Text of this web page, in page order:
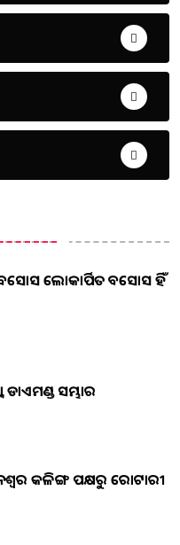
ଲୋକାର୍ପିତ ଅବସୋସ ହିଁ
ଡାଏମଣ୍ଡ ସମ୍ଭାର
କଳିଙ୍ଗ ପକ୍ଷରୁ ରୋଟାରୀ